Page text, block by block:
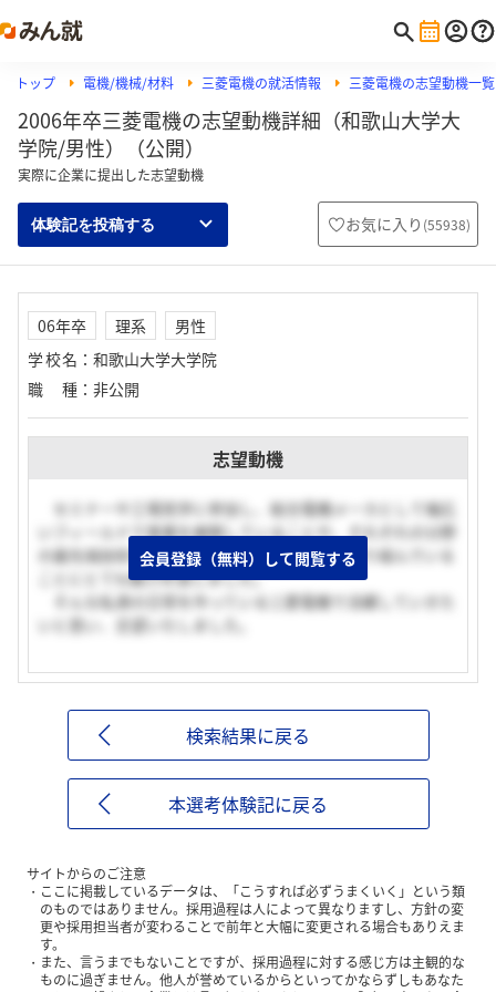
トップ 電機/機械/材料 三菱電機の就活情報 三菱電機の志望動機一覧
2006年卒三菱電機の志望動機詳細（和歌山大学大
学院/男性）（公開）
実際に企業に提出した志望動機
体験記を投稿する お気に入り (55938)
06年卒 理系
男性
学校名 ： 和歌山大学大学院
職種 ： 非公開
志望動機
セミナーや工場見学に参加し、総合電機メーカとして幅広
いフィールドで事業を展開していることや、それぞれの分野
の最先端技術を融合した、新しい技術開発に取り組んでいる
ことにとても魅力を感じました。
そんな私達の日常を作っている三菱電機で活躍していきた
いと思い、志望いたしました。
会員登録（無料）して閲覧する
検索結果に戻る
本選考体験記に戻る
サイトからのご注意
ここに掲載しているデータは、「こうすれば必ずうまくいく」という類
のものではありません。採用過程は人によって異なりますし、方針の変
更や採用担当者が変わることで前年と大幅に変更される場合もありえま
す。
また、言うまでもないことですが、採用過程に対する感じ方は主観的な
ものに過ぎません。他人が誉めているからといってかならずしもあなた